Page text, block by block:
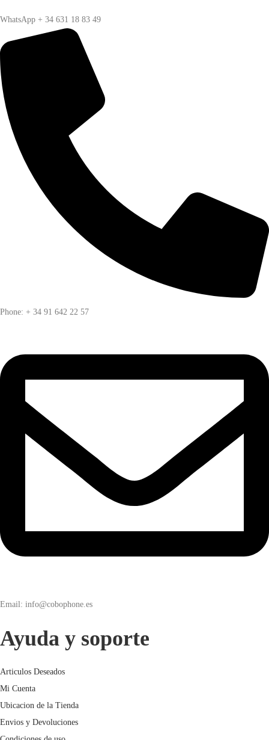
WhatsApp + 34 631 18 83 49
Phone: + 34 91 642 22 57
Email: info@cobophone.es
Ayuda y soporte
Articulos Deseados
Mi Cuenta
Ubicacion de la Tienda
Envios y Devoluciones